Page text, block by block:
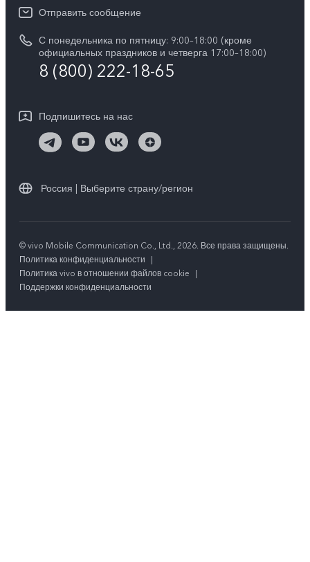
Y04s
IMEI аутентификация
Запрос стоимости запчастей
Обновление системы
Скачать LUT для Log-восстановления
Юридическая информация
О нас
Социальная ответственность
Отправить сообщение
С понедельника по пятницу: 9:00–18:00 (кроме
официальных праздников и четверга 17:00–18:00)
8 (800) 222-18-65
Подпишитесь на нас
Россия | Выберите страну/регион
© vivo Mobile Communication Co., Ltd., 2026. Все права защищены.
Политика конфиденциальности
|
Политика vivo в отношении файлов cookie
|
Поддержки конфиденциальности